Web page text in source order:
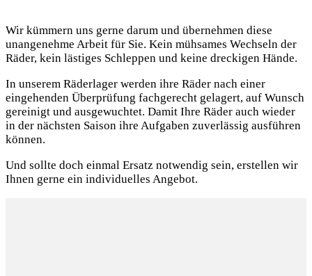
Wir kümmern uns gerne darum und übernehmen diese
unangenehme Arbeit für Sie. Kein mühsames Wechseln der
Räder, kein lästiges Schleppen und keine dreckigen Hände.
In unserem Räderlager werden ihre Räder nach einer
eingehenden Überprüfung fachgerecht gelagert, auf Wunsch
gereinigt und ausgewuchtet. Damit Ihre Räder auch wieder
in der nächsten Saison ihre Aufgaben zuverlässig ausführen
können.
Und sollte doch einmal Ersatz notwendig sein, erstellen wir
Ihnen gerne ein individuelles Angebot.